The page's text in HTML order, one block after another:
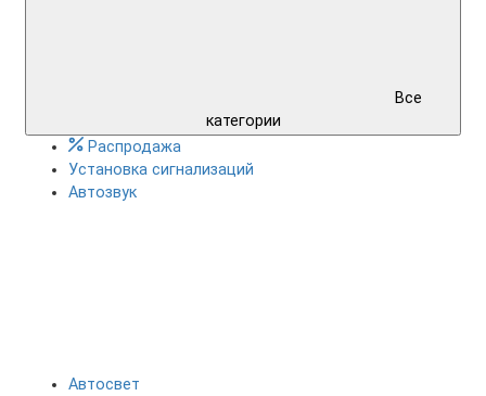
Все
категории
Распродажа
Установка сигнализаций
Автозвук
Автосвет